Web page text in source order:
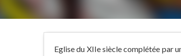
Eglise du XIIe siècle complétée par